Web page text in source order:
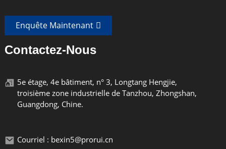
Enquête Maintenant
Contactez-Nous
5e étage, 4e bâtiment, n° 3, Longtang Hengjie,
troisième zone industrielle de Tanzhou, Zhongshan,
Guangdong, Chine.
Courriel : bexin5@prorui.cn